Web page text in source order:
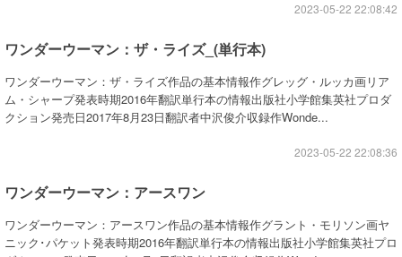
2023-05-22 22:08:42
ワンダーウーマン：ザ・ライズ_(単行本)
ワンダーウーマン：ザ・ライズ作品の基本情報作グレッグ・ルッカ画リア
ム・シャープ発表時期2016年翻訳単行本の情報出版社小学館集英社プロダ
クション発売日2017年8月23日翻訳者中沢俊介収録作Wonde...
2023-05-22 22:08:36
ワンダーウーマン：アースワン
ワンダーウーマン：アースワン作品の基本情報作グラント・モリソン画ヤ
ニック･パケット発表時期2016年翻訳単行本の情報出版社小学館集英社プロ